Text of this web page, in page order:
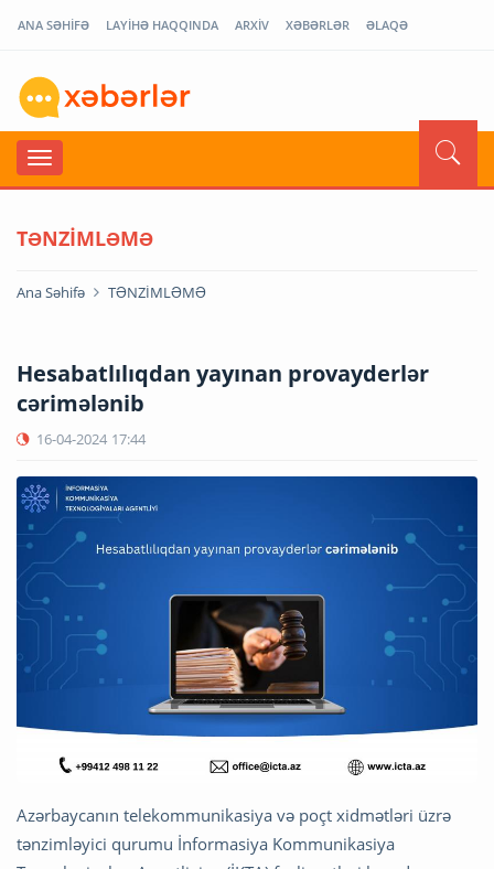
ANA SƏHİFƏ LAYİHƏ HAQQINDA ARXİV XƏBƏRLƏR ƏLAQƏ
TƏNZİMLƏMƏ
Ana Səhifə TƏNZİMLƏMƏ
Hesabatlılıqdan yayınan provayderlər
cərimələnib
16-04-2024 17:44
Azərbaycanın telekommunikasiya və poçt xidmətləri üzrə
tənzimləyici qurumu İnformasiya Kommunikasiya